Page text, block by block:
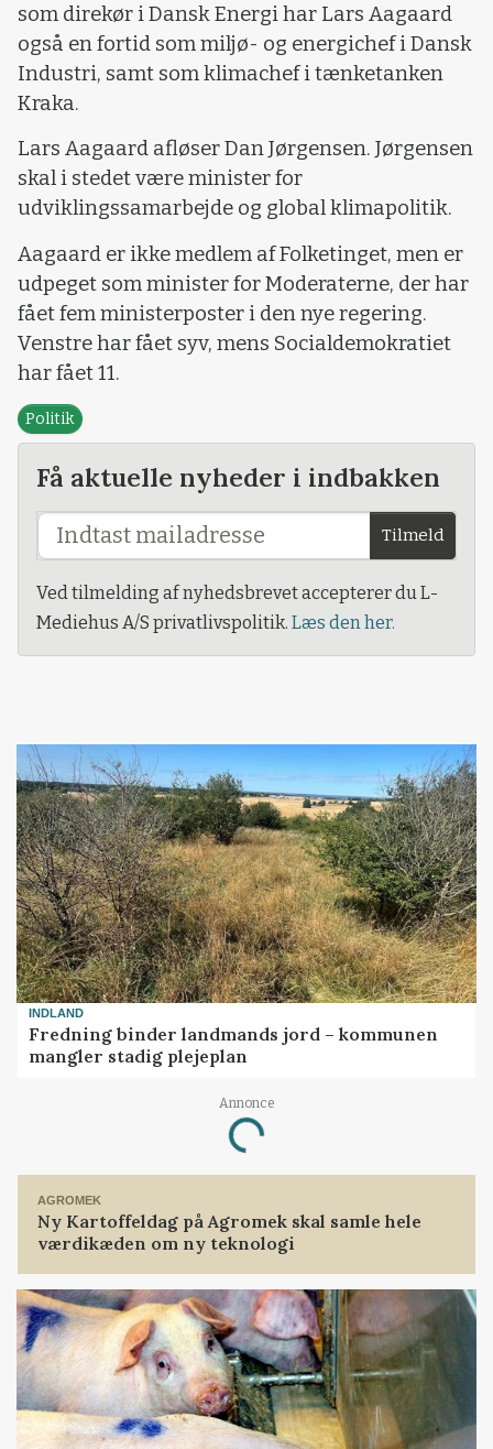
som direkør i Dansk Energi har Lars Aagaard
også en fortid som miljø- og energichef i Dansk
Industri, samt som klimachef i tænketanken
Kraka.
Lars Aagaard afløser Dan Jørgensen. Jørgensen
skal i stedet være minister for
udviklingssamarbejde og global klimapolitik.
Aagaard er ikke medlem af Folketinget, men er
udpeget som minister for Moderaterne, der har
fået fem ministerposter i den nye regering.
Venstre har fået syv, mens Socialdemokratiet
har fået 11.
Politik
Få aktuelle nyheder i indbakken
Tilmeld
Ved tilmelding af nyhedsbrevet accepterer du L-
Mediehus A/S privatlivspolitik. Læs den her.
INDLAND
Fredning binder landmands jord – kommunen
mangler stadig plejeplan
Annonce
Loading...
AGROMEK
Ny Kartoffeldag på Agromek skal samle hele
værdikæden om ny teknologi